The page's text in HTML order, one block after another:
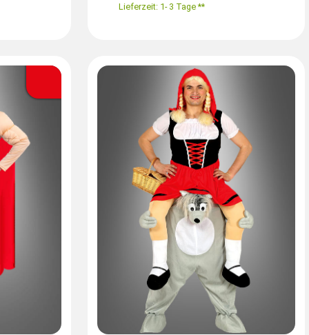
Lieferzeit: 1- 3 Tage **Lieferzeit: 1- 3 Tage **